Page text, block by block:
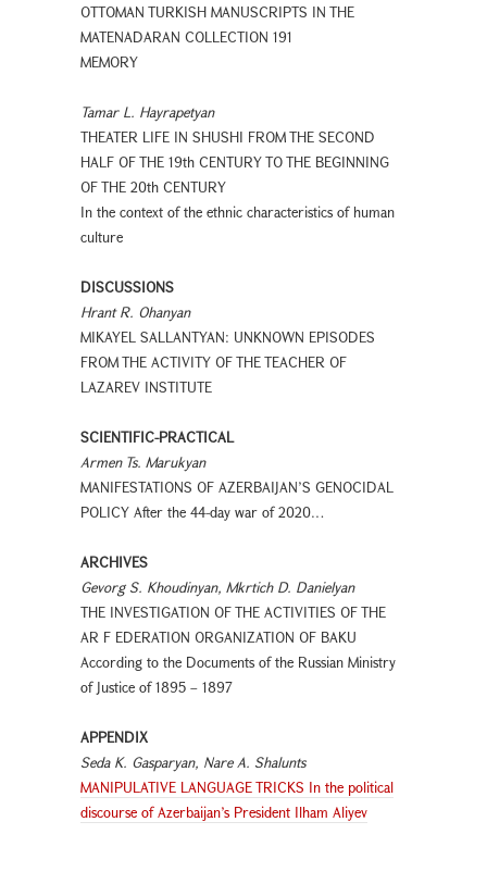
OTTOMAN TURKISH MANUSCRIPTS IN THE
MATENADARAN COLLECTION 191
MEMORY
Tamar L. Hayrapetyan
THEATER LIFE IN SHUSHI FROM THE SECOND
HALF OF THE 19th CENTURY TO THE BEGINNING
OF THE 20th CENTURY
In the context of the ethnic characteristics of human
culture
DISCUSSIONS
Hrant R. Ohanyan
MIKAYEL SALLANTYAN: UNKNOWN EPISODES
FROM THE ACTIVITY OF THE TEACHER OF
LAZAREV INSTITUTE
SCIENTIFIC-PRACTICAL
Armen Ts. Marukyan
MANIFESTATIONS OF AZERBAIJAN’S GENOCIDAL
POLICY After the 44-day war of 2020…
ARCHIVES
Gevorg S. Khoudinyan, Mkrtich D. Danielyan
THE INVESTIGATION OF THE ACTIVITIES OF THE
AR F EDERATION ORGANIZATION OF BAKU
According to the Documents of the Russian Ministry
of Justice of 1895 – 1897
APPENDIX
Seda K. Gasparyan, Nare A. Shalunts
MANIPULATIVE LANGUAGE TRICKS In the political
discourse of Azerbaijan’s President Ilham Aliyev